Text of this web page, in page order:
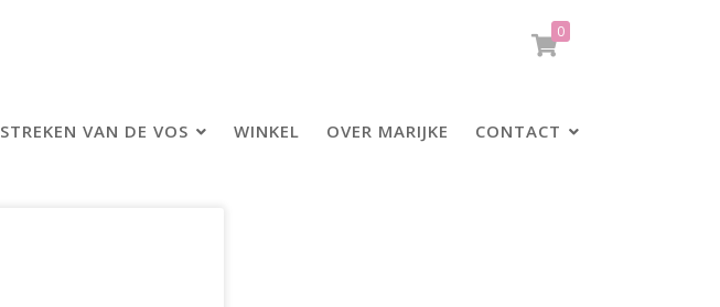
0
STREKEN VAN DE VOS WINKEL OVER MARIJKE CONTACT